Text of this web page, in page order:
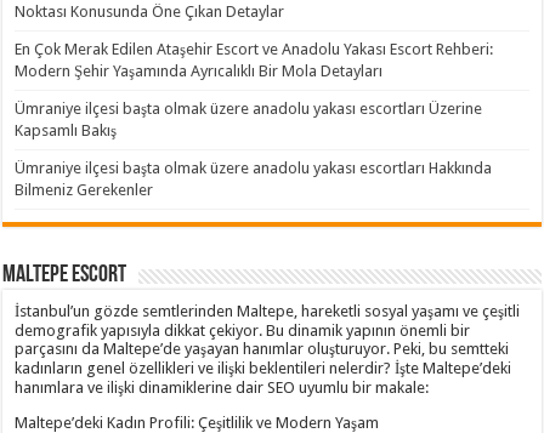
Noktası Konusunda Öne Çıkan Detaylar
En Çok Merak Edilen Ataşehir Escort ve Anadolu Yakası Escort Rehberi:
Modern Şehir Yaşamında Ayrıcalıklı Bir Mola Detayları
Ümraniye ilçesi başta olmak üzere anadolu yakası escortları Üzerine
Kapsamlı Bakış
Ümraniye ilçesi başta olmak üzere anadolu yakası escortları Hakkında
Bilmeniz Gerekenler
Maltepe Escort
İstanbul’un gözde semtlerinden Maltepe, hareketli sosyal yaşamı ve çeşitli
demografik yapısıyla dikkat çekiyor. Bu dinamik yapının önemli bir
parçasını da Maltepe’de yaşayan hanımlar oluşturuyor. Peki, bu semtteki
kadınların genel özellikleri ve ilişki beklentileri nelerdir? İşte Maltepe’deki
hanımlara ve ilişki dinamiklerine dair SEO uyumlu bir makale:
Maltepe’deki Kadın Profili: Çeşitlilik ve Modern Yaşam